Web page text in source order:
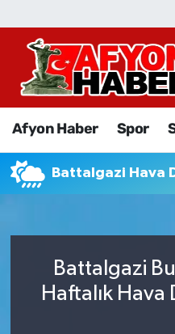
Afyon Haber Spor
Battalgazi Hava
Battalgazi
Haftalık
Afyon Haber
Asayiş Yaşam
Eğitim